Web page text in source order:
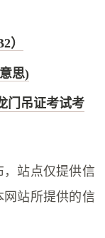
）
思)
门吊证考试考
，站点仅提供信
站所提供的信